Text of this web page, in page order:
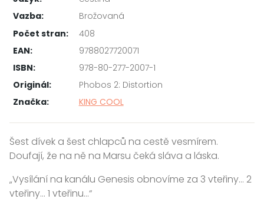
Vazba:
Brožovaná
Počet stran:
408
EAN:
9788027720071
ISBN:
978-80-277-2007-1
Originál:
Phobos 2: Distortion
Značka:
KING COOL
Šest dívek a šest chlapců na cestě vesmírem.
Doufají, že na ně na Marsu čeká sláva a láska.
„Vysílání na kanálu Genesis obnovíme za 3 vteřiny… 2
vteřiny… 1 vteřinu…“